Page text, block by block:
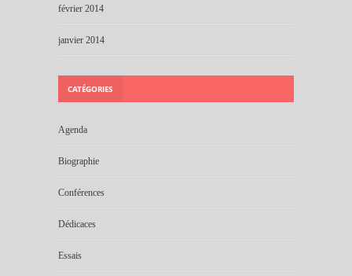
février 2014
janvier 2014
CATÉGORIES
Agenda
Biographie
Conférences
Dédicaces
Essais